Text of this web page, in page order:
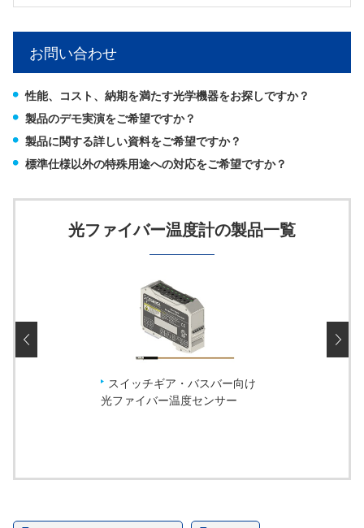
お問い合わせ
性能、コスト、納期を満たす光学機器をお探しですか？
製品のデモ実演をご希望ですか？
製品に関する詳しい資料をご希望ですか？
標準仕様以外の特殊用途への対応をご希望ですか？
光ファイバー温度計の製品一覧
スイッチギア・バスバー向け
光ファイバー温度センサー